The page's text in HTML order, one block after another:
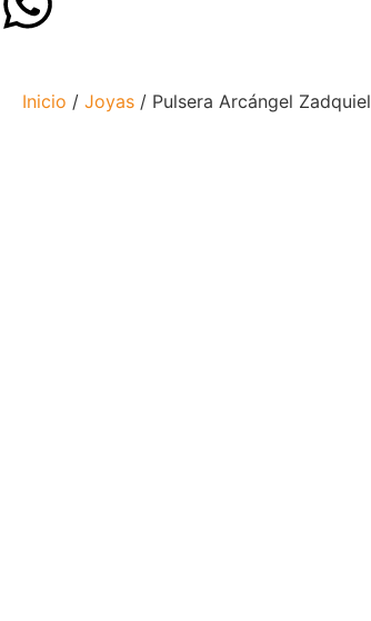
Inicio / Joyas / Pulsera Arcángel Zadquiel